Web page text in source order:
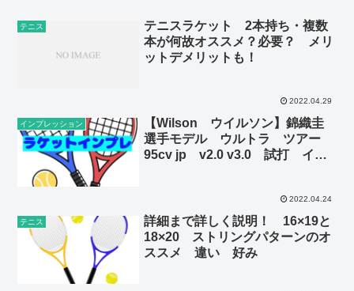
テニス
テニスラケット 2本持ち・複数
本が何故オススメ？必要？ メリ
ットデメリットも！
2022.04.29
インプレッション
【Wilson ウイルソン】錦織圭
選手モデル ウルトラ ツアー
95cv jp v2.0 v3.0 試打 イン
2022.04.24
テニス
詳細まで詳しく説明！ 16×19と
18×20 ストリングパターンのオ
ススメ 違い 好み